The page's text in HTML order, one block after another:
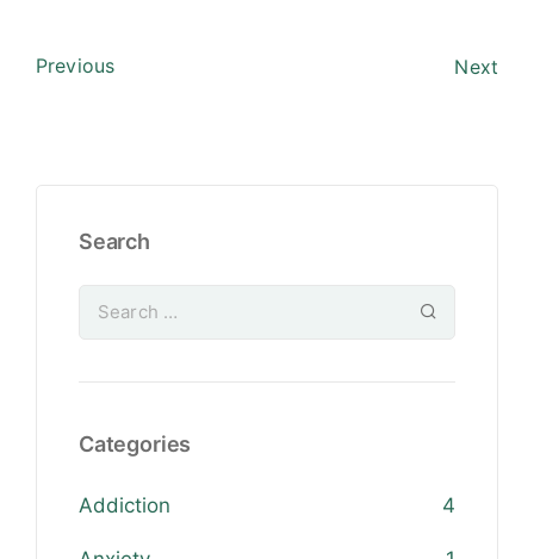
Previous Next
Search
Categories
Addiction 4